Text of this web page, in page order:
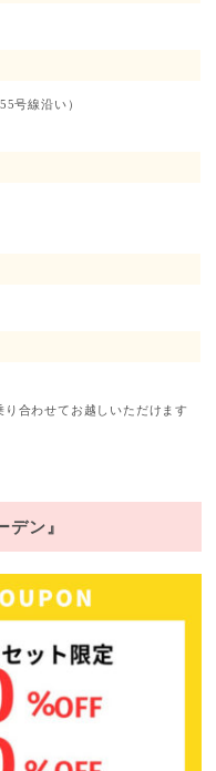
号線沿い）
合わせてお越しいただけます
デン』